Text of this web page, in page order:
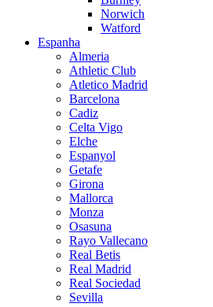
Norwich
Watford
Espanha
Almeria
Athletic Club
Atletico Madrid
Barcelona
Cadiz
Celta Vigo
Elche
Espanyol
Getafe
Girona
Mallorca
Monza
Osasuna
Rayo Vallecano
Real Betis
Real Madrid
Real Sociedad
Sevilla